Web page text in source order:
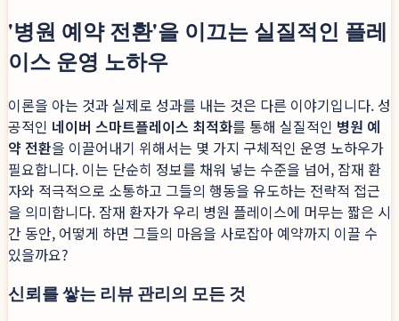
'병원 예약 전환'을 이끄는 실질적인 플레
이스 운영 노하우
이론을 아는 것과 실제로 성과를 내는 것은 다른 이야기입니다. 성
공적인 네이버 스마트플레이스 최적화를 통해 실질적인 병원 예
약 전환을 이끌어내기 위해서는 몇 가지 구체적인 운영 노하우가
필요합니다. 이는 단순히 정보를 채워 넣는 수준을 넘어, 잠재 환
자와 적극적으로 소통하고 그들의 행동을 유도하는 전략적 접근
을 의미합니다. 잠재 환자가 우리 병원 플레이스에 머무는 짧은 시
간 동안, 어떻게 하면 그들의 마음을 사로잡아 예약까지 이끌 수
있을까요?
신뢰를 쌓는 리뷰 관리의 모든 것